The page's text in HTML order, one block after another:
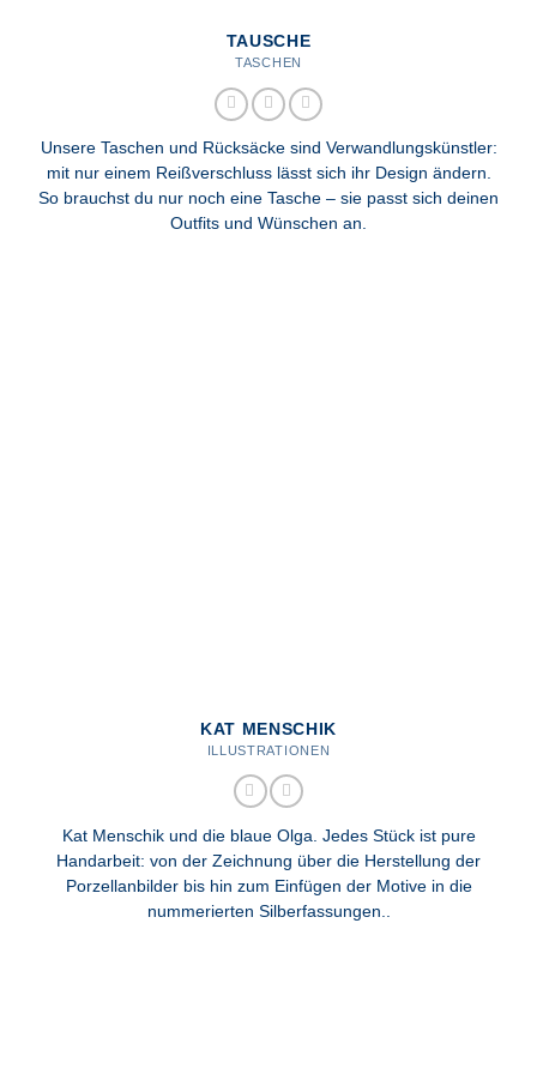
TAUSCHE
TASCHEN
Unsere Taschen und Rücksäcke sind Verwandlungskünstler:
mit nur einem Reißverschluss lässt sich ihr Design ändern.
So brauchst du nur noch eine Tasche – sie passt sich deinen
Outfits und Wünschen an.
KAT MENSCHIK
ILLUSTRATIONEN
Kat Menschik und die blaue Olga. Jedes Stück ist pure
Handarbeit: von der Zeichnung über die Herstellung der
Porzellanbilder bis hin zum Einfügen der Motive in die
nummerierten Silberfassungen..